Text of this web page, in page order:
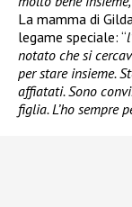
La mamma di
legame speciale: “
notato che si
per stare insieme.
affiatati. Sono
figlia. L’ho sempre